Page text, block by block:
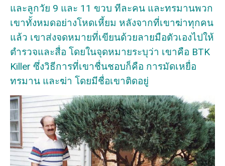
และลูกวัย 9 และ 11 ขวบ ทีละคน และทรมานพวก
เขาทั้งหมดอย่างโหดเหี้ยม หลังจากที่เขาฆ่าทุกคน
แล้ว เขาส่งจดหมายที่เขียนด้วยลายมือตัวเองไปให้
ตำรวจและสื่อ โดยในจุดหมายระบุว่า เขาคือ BTK
Killer ซึ่งวิธีการที่เขาชื่นชอบก็คือ การมัดเหยื่อ
ทรมาน และฆ่า โดยมีชื่อเขาติดอยู่